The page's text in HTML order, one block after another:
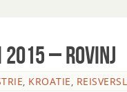
– Rovinj
, KROATIE,